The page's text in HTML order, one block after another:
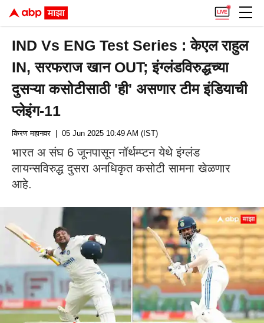
IND Vs ENG Test Series : केएल राहुल
IN, सरफराज खान OUT; इंग्लंडविरुद्धच्या
दुसऱ्या कसोटीसाठी 'ही' असणार टीम इंडियाची
प्लेइंग-11
किरण महानवर | 05 Jun 2025 10:49 AM (IST)
भारत अ संघ 6 जूनपासून नॉर्थम्प्टन येथे इंग्लंड
लायन्सविरुद्ध दुसरा अनधिकृत कसोटी सामना खेळणार
आहे.